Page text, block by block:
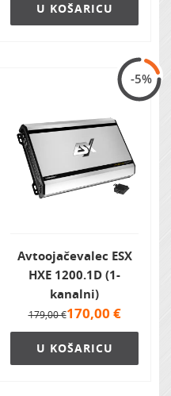
U KOŠARICU
-5%
Avtoojačevalec ESX
HXE 1200.1D (1-
kanalni)
179,00 €170,00 €
U KOŠARICU